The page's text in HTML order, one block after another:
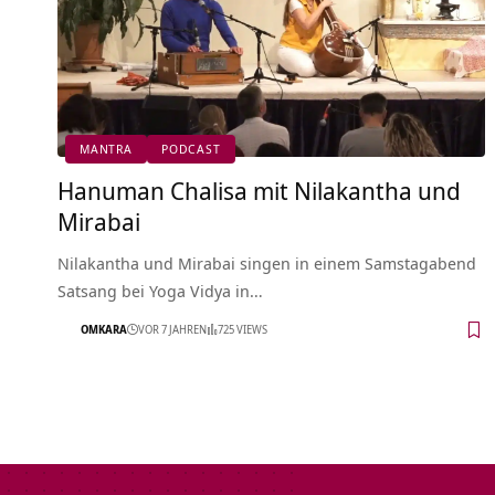
MANTRA PODCAST
Hanuman Chalisa mit Nilakantha und
Mirabai
Nilakantha und Mirabai singen in einem Samstagabend
Satsang bei Yoga Vidya in…
OMKARA VOR 7 JAHREN 725 VIEWS